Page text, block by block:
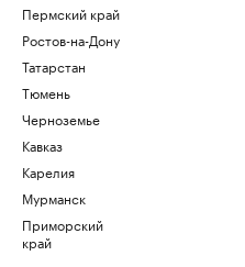
Пермский край
Ростов-на-Дону
Татарстан
Тюмень
Черноземье
Кавказ
Карелия
Мурманск
Приморский
край